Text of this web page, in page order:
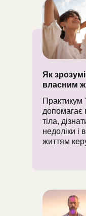
Практикум
допомагає
тіла,
недоліки і
життям
Як
власним